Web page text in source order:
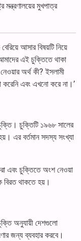
মন্ত্রণালয়ের মুখপাত্র
আসার বিষয়টি নিয়ে
এই চুক্তিতে থাকা
অর্থ কী? ইসলামী
করেনি এবং এখনো করে না।’
চুক্তিটি ১৯৬৮ সালের
এর বর্তমান সদস্য সংখ্যা
এবং চুক্তিতে অংশ নেওয়া
বিরত থাকতে হয়।
অনুযায়ী দেশগুলো
জন্য ব্যবহার করবে।